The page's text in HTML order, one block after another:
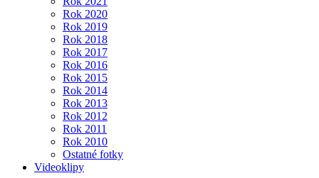
Rok 2020
Rok 2019
Rok 2018
Rok 2017
Rok 2016
Rok 2015
Rok 2014
Rok 2013
Rok 2012
Rok 2011
Rok 2010
Ostatné fotky
Videoklipy